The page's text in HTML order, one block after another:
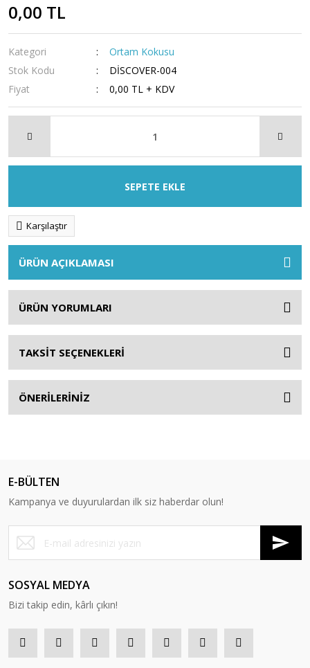
0,00 TL
Kategori
Ortam Kokusu
Stok Kodu
DİSCOVER-004
Fiyat
0,00 TL + KDV
SEPETE EKLE
Karşılaştır
ÜRÜN AÇIKLAMASI
ÜRÜN YORUMLARI
TAKSİT SEÇENEKLERİ
ÖNERİLERİNİZ
E-BÜLTEN
Kampanya ve duyurulardan ilk siz haberdar olun!
SOSYAL MEDYA
Bizi takip edin, kârlı çıkın!